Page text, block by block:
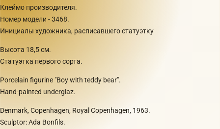
Клеймо производителя.
Номер модели - 3468.
Инициалы художника, расписавшего статуэтку
Высота 18,5 см.
Статуэтка первого сорта.
Porcelain figurine "Boy with teddy bear".
Hand-painted underglaz.
Denmark, Copenhagen, Royal Copenhagen, 1963.
Sculptor: Ada Bonfils.